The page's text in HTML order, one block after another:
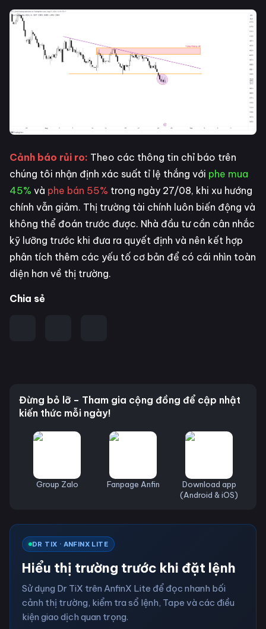
Cảnh báo rủi ro: Theo các thông tin chỉ báo trên
chúng tôi nhận định xác suất tỉ lệ thắng với phe mua
45% và phe bán 55% trong ngày 27/08, khi xu hướng
chính vẫn giảm. Thị trường tài chính luôn biến động và
không thể đoán trước được. Nhà đầu tư cần cân nhắc
kỹ lưỡng trước khi đưa ra quyết định và nên kết hợp
phân tích thêm các yếu tố cơ bản để có cái nhìn toàn
diện hơn về thị trường.
Chia sẻ
Đừng bỏ lỡ – Tham gia cộng đồng để cập nhật
kiến thức mỗi ngày!
Group Zalo Fanpage Anfin
Download app
(Android & iOS)
DR TIX · ANFINX LITE
Hiểu thị trường trước khi đặt lệnh
Sử dụng Dr TiX trên AnfinX Lite để đọc nhanh bối
cảnh thị trường, kiểm tra sổ lệnh, Tape và các điều
kiện giao dịch quan trọng.